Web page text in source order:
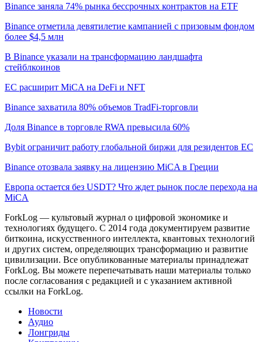
Binance заняла 74% рынка бессрочных контрактов на ETF
Binance отметила девятилетие кампанией с призовым фондом
более $4,5 млн
В Binance указали на трансформацию ландшафта
стейблкоинов
ЕС расширит MiCA на DeFi и NFT
Binance захватила 80% объемов TradFi-торговли
Доля Binance в торговле RWA превысила 60%
Bybit ограничит работу глобальной биржи для резидентов ЕС
Binance отозвала заявку на лицензию MiCA в Греции
Европа остается без USDT? Что ждет рынок после перехода на
MiCA
ForkLog — культовый журнал о цифровой экономике и
технологиях будущего. С 2014 года документируем развитие
биткоина, искусственного интеллекта, квантовых технологий
и других систем, определяющих трансформацию и развитие
цивилизации. Все опубликованные материалы принадлежат
ForkLog. Вы можете перепечатывать наши материалы только
после согласования с редакцией и с указанием активной
ссылки на ForkLog.
Новости
Аудио
Лонгриды